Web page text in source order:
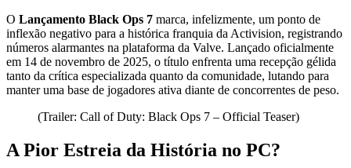
O Lançamento Black Ops 7 marca, infelizmente, um ponto de
inflexão negativo para a histórica franquia da Activision, registrando
números alarmantes na plataforma da Valve. Lançado oficialmente
em 14 de novembro de 2025, o título enfrenta uma recepção gélida
tanto da crítica especializada quanto da comunidade, lutando para
manter uma base de jogadores ativa diante de concorrentes de peso.
(Trailer: Call of Duty: Black Ops 7 – Official Teaser)
A Pior Estreia da História no PC?